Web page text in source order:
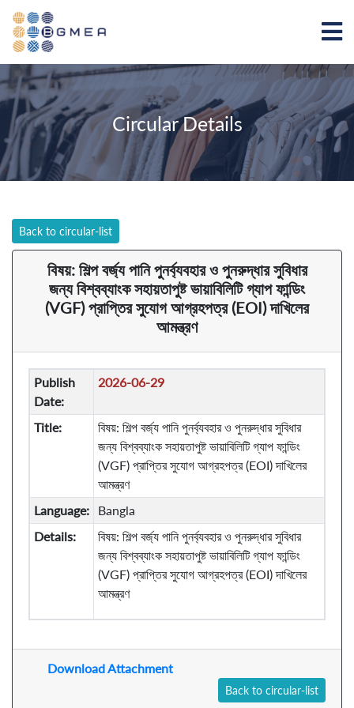
Circular Details
Back to circular-list
বিষয়: শিল্প বর্জ্য পানি পুনর্ব্যবহার ও পুনরুদ্ধার সুবিধার
জন্য বিশ্বব্যাংক সহায়তাপুষ্ট ভায়াবিলিটি গ্যাপ ফান্ডিং
(VGF) প্রাপ্তির সুযোগ আগ্রহপত্র (EOI) দাখিলের
আমন্ত্রণ
Publish
Date:
2026-06-29
Title:
বিষয়: শিল্প বর্জ্য পানি পুনর্ব্যবহার ও পুনরুদ্ধার সুবিধার
জন্য বিশ্বব্যাংক সহায়তাপুষ্ট ভায়াবিলিটি গ্যাপ ফান্ডিং
(VGF) প্রাপ্তির সুযোগ আগ্রহপত্র (EOI) দাখিলের
আমন্ত্রণ
Language:
Bangla
Details:
বিষয়: শিল্প বর্জ্য পানি পুনর্ব্যবহার ও পুনরুদ্ধার সুবিধার
জন্য বিশ্বব্যাংক সহায়তাপুষ্ট ভায়াবিলিটি গ্যাপ ফান্ডিং
(VGF) প্রাপ্তির সুযোগ আগ্রহপত্র (EOI) দাখিলের
আমন্ত্রণ
Download Attachment
Back to circular-list